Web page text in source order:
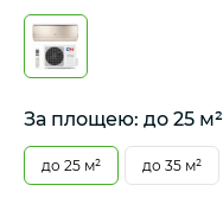
За площею: до 25 м²
до 25 м² до 35 м²